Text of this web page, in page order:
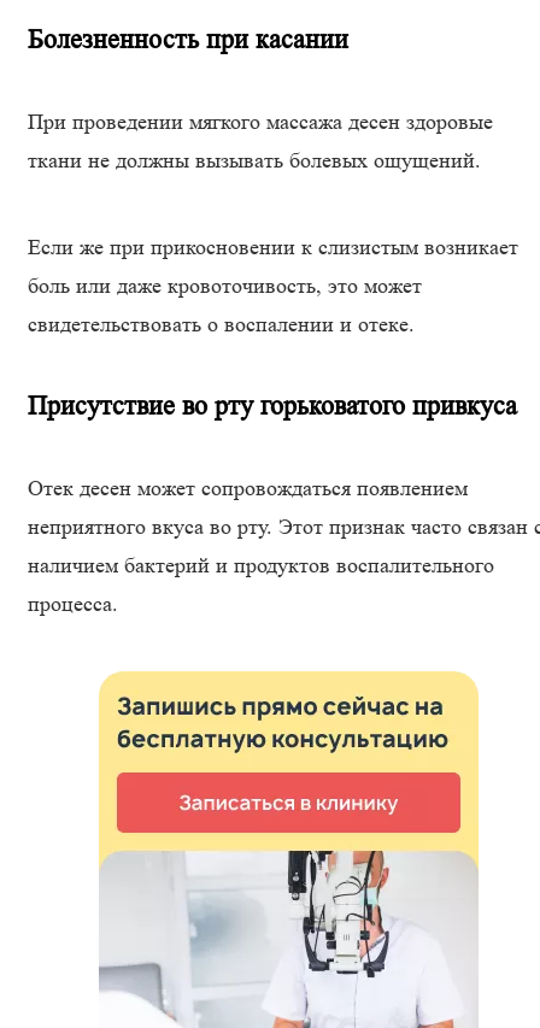
Болезненность при касании
При проведении мягкого массажа десен здоровые
ткани не должны вызывать болевых ощущений.
Если же при прикосновении к слизистым возникает
боль или даже кровоточивость, это может
свидетельствовать о воспалении и отеке.
Присутствие во рту горьковатого привкуса
Отек десен может сопровождаться появлением
неприятного вкуса во рту. Этот признак часто связан
наличием бактерий и продуктов воспалительного
процесса.